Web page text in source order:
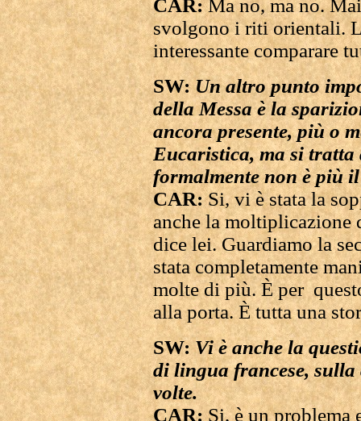
CAR:Ma no, ma no.
svolgono i riti orientali.
interessante comparare
SW:Un altro punto
della Messa è la
ancora presente, più o
Eucaristica, ma si
formalmente non è più
CAR:Si, vi è stata la
anche la moltiplicazione
dice lei. Guardiamo la
stata completamente
molte di più. È per
alla porta. È tutta una
SW:Vi è anche la
di lingua francese, sulla
volte.
CAR: Si, è un problema